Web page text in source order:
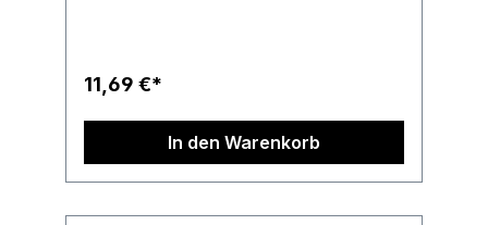
11,69 €*
In den Warenkorb